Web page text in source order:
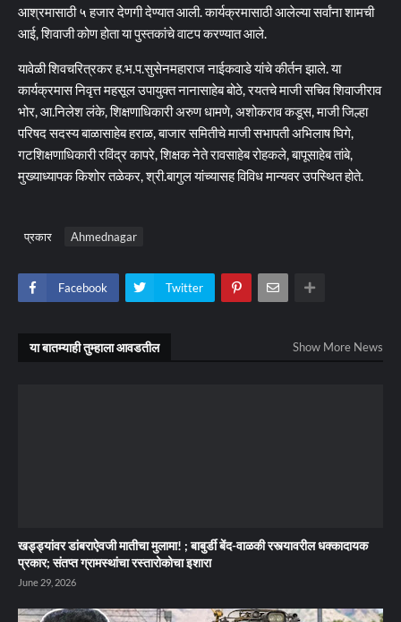
आश्रमासाठी ५ हजार देणगी देण्यात आली. कार्यक्रमासाठी आलेल्या सर्वांना शामची
आई, शिवाजी कोण होता या पुस्तकांचे वाटप करण्यात आले.
यावेळी शिवचरित्रकर ह.भ.प.सुसेनमहाराज नाईकवाडे यांचे कीर्तन झाले. या
कार्यक्रमास निवृत्त महसूल उपायुक्त नानासाहेब बोठे, रयतचे माजी सचिव शिवाजीराव
भोर, आ.निलेश लंके, शिक्षणाधिकारी अरुण धामणे, अशोकराव कडूस, माजी जिल्हा
परिषद सदस्य बाळासाहेब हराळ, बाजार समितीचे माजी सभापती अभिलाष घिगे,
गटशिक्षणाधिकारी रविंद्र कापरे, शिक्षक नेते रावसाहेब रोहकले, बापूसाहेब तांबे,
मुख्याध्यापक किशोर तळेकर, श्री.बागुल यांच्यासह विविध मान्यवर उपस्थित होते.
प्रकार Ahmednagar
Facebook Twitter
या बातम्याही तुम्हाला आवडतील Show More News
खड्ड्यांवर डांबराऐवजी मातीचा मुलामा! ; बाबुर्डी बेंद-वाळकी रस्त्यावरील धक्कादायक
प्रकार; संतप्त ग्रामस्थांचा रस्तारोकोचा इशारा
June 29, 2026